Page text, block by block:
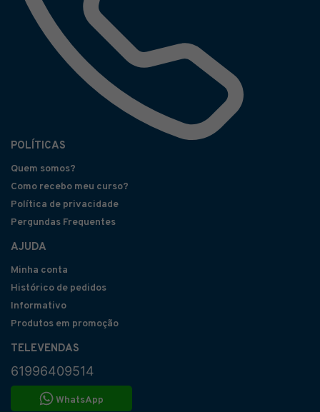
POLÍTICAS
Quem somos?
Como recebo meu curso?
Política de privacidade
Pergundas Frequentes
AJUDA
Minha conta
Histórico de pedidos
Informativo
Produtos em promoção
TELEVENDAS
61996409514
WhatsApp